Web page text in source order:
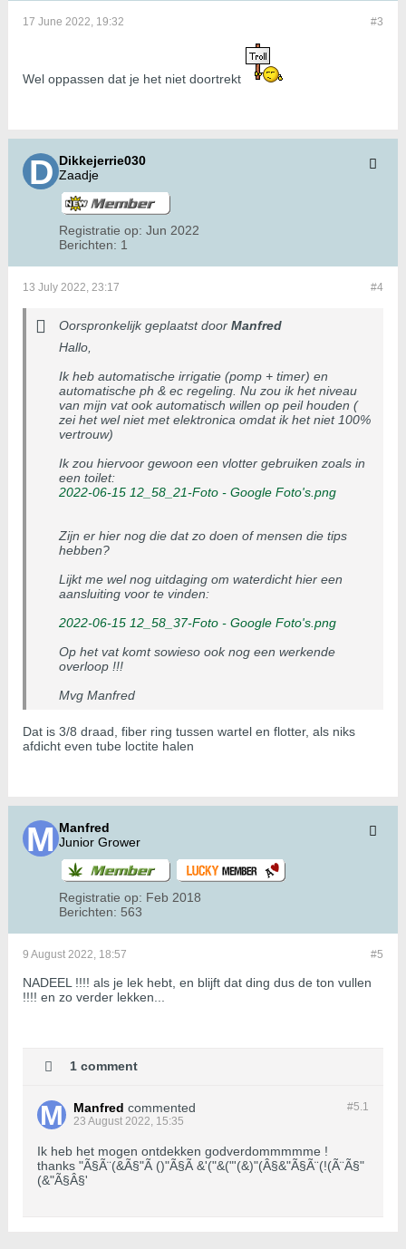
#3
17 June 2022, 19:32
Wel oppassen dat je het niet doortrekt
Dikkejerrie030
Zaadje
Registratie op: Jun 2022
Berichten: 1
#4
13 July 2022, 23:17
Oorspronkelijk geplaatst door Manfred
Hallo,
Ik heb automatische irrigatie (pomp + timer) en
automatische ph & ec regeling. Nu zou ik het niveau
van mijn vat ook automatisch willen op peil houden (
zei het wel niet met elektronica omdat ik het niet 100%
vertrouw)
Ik zou hiervoor gewoon een vlotter gebruiken zoals in
een toilet:
2022-06-15 12_58_21-Foto - Google Foto's.png
Zijn er hier nog die dat zo doen of mensen die tips
hebben?
Lijkt me wel nog uitdaging om waterdicht hier een
aansluiting voor te vinden:
2022-06-15 12_58_37-Foto - Google Foto's.png
Op het vat komt sowieso ook nog een werkende
overloop !!!
Mvg Manfred
Dat is 3/8 draad, fiber ring tussen wartel en flotter, als niks
afdicht even tube loctite halen
Manfred
Junior Grower
Registratie op: Feb 2018
Berichten: 563
#5
9 August 2022, 18:57
NADEEL !!!! als je lek hebt, en blijft dat ding dus de ton vullen
!!!! en zo verder lekken...
1 comment
#5.1
Manfred commented
23 August 2022, 15:35
Ik heb het mogen ontdekken godverdommmmme !
thanks "Ã§Ã¨(&Ã§"Ã ()"Ã§Ã &'("&("'(&)"(Â§&"Ã§Ã¨(!(Ã¨Ã§"
(&"Ã§Â§'